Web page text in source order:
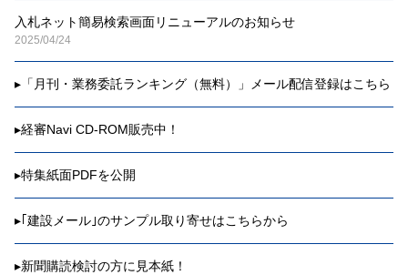
入札ネット簡易検索画面リニューアルのお知らせ
2025/04/24
▸ 「月刊・業務委託ランキング（無料）」メール配信登録はこちら
▸経審Navi CD-ROM販売中！
▸特集紙面PDFを公開
▸｢建設メール｣のサンプル取り寄せはこちらから
▸新聞購読検討の方に見本紙！